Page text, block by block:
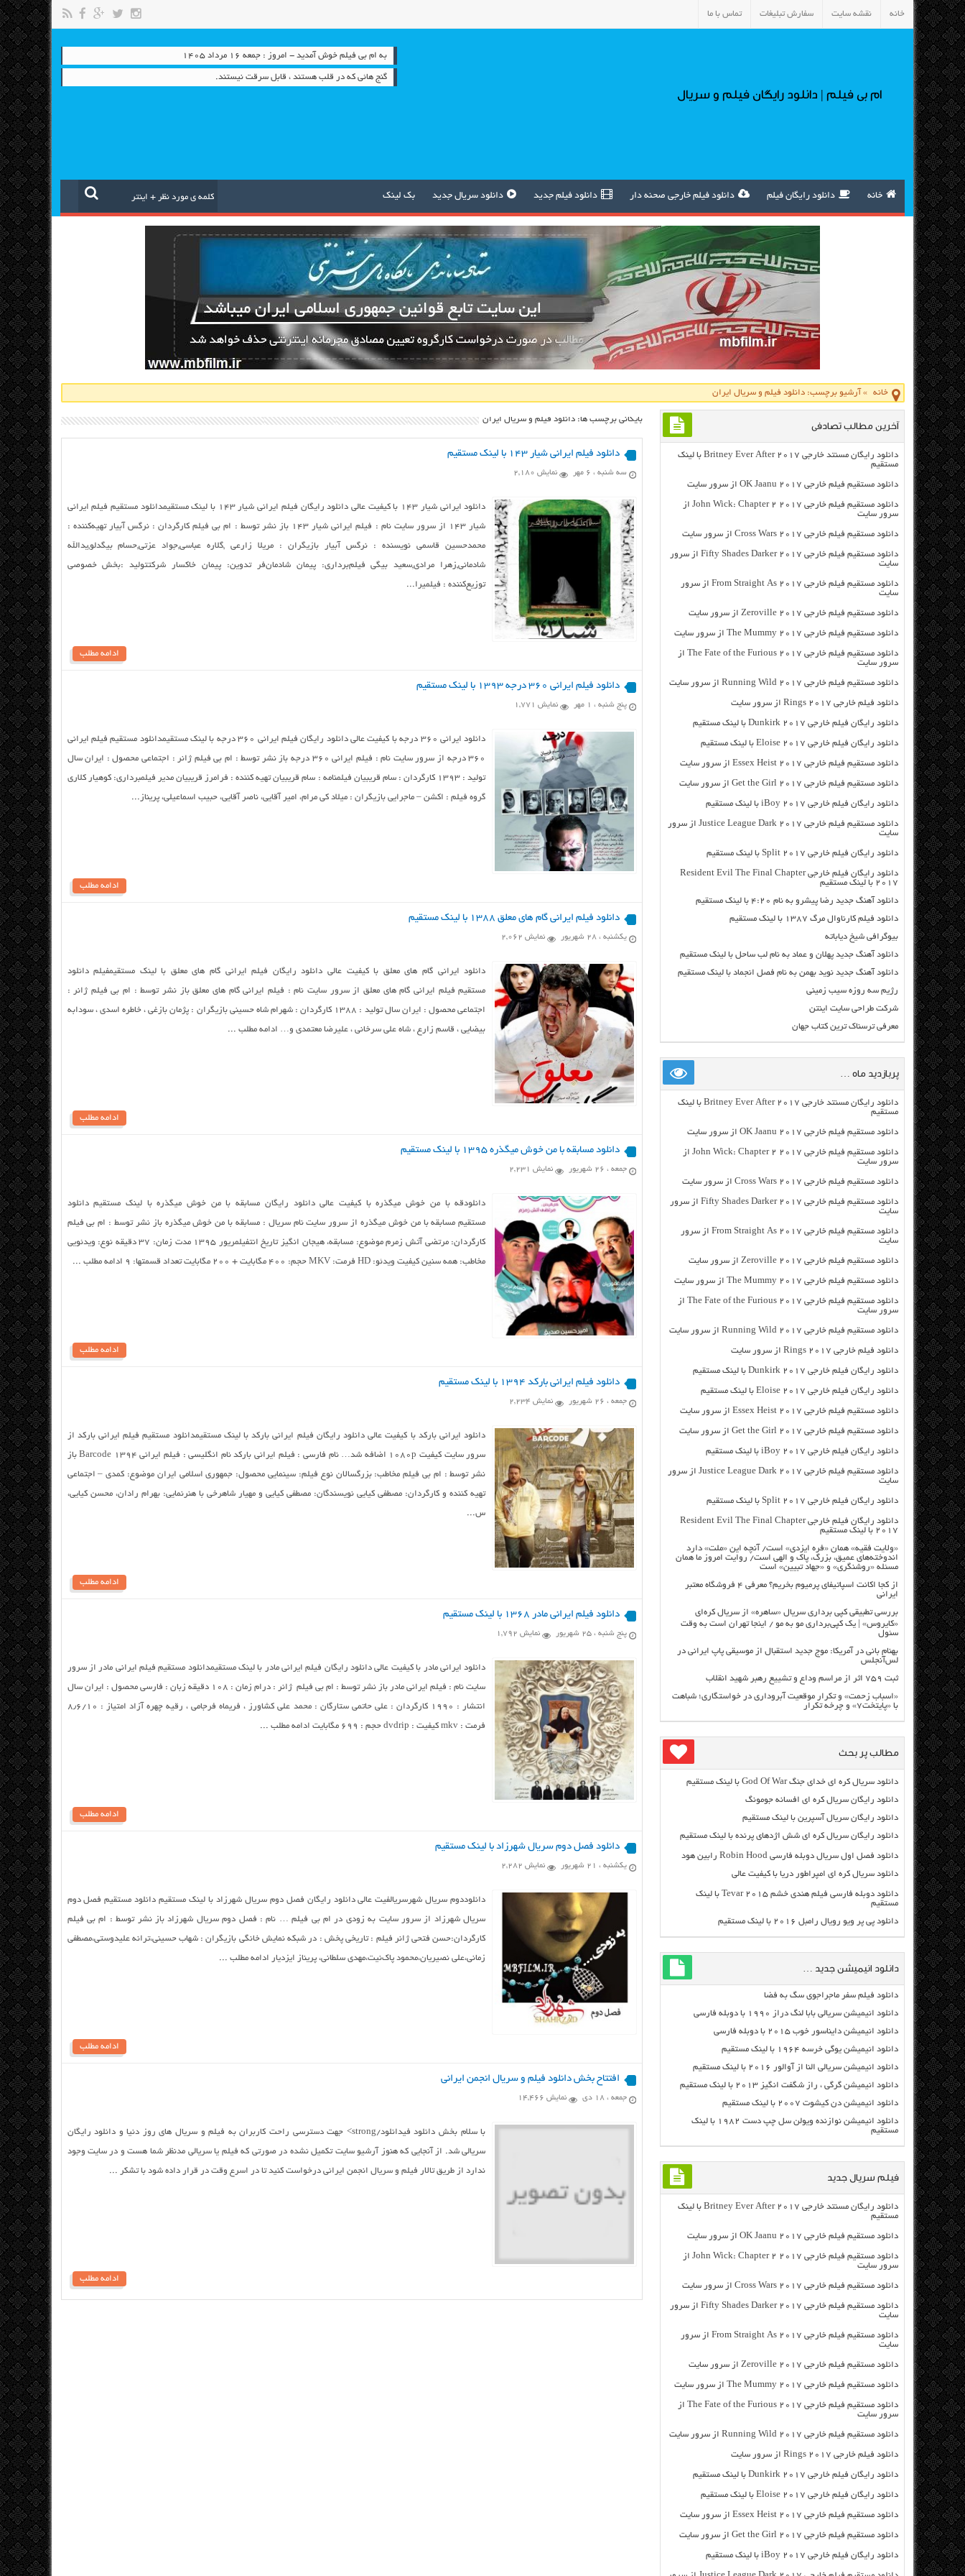
خانه نقشه سایت سفارش تبلیغات تماس با ما
ام بی فیلم | دانلود رایگان فیلم و سریال
به ام بی فیلم خوش آمدید - امروز : جمعه ۱۶ مرداد ۱۴۰۵
گنج هائی که در قلب هستند ، قابل سرقت نیستند.
خانه دانلود رایگان فیلم دانلود فیلم خارجی صحنه دار دانلود فیلم جدید دانلود سریال جدید بک لینک
خانه » آرشیو برچسب: دانلود فیلم و سریال ایران
بایگانی برچسب ها: دانلود فیلم و سریال ایران
دانلود فیلم ایرانی شیار ۱۴۳ با لینک مستقیم
سه شنبه ، ۶ مهر نمایش 2,180
دانلود ایرانی شیار ۱۴۳ با کیفیت عالی دانلود رایگان فیلم ایرانی شیار ۱۴۳ با لینک مستقیمدانلود مستقیم فیلم ایرانی
شیار ۱۴۳ از سرور سایت نام : فیلم ایرانی شیار ۱۴۳ باز نشر توسط : ام بی فیلم کارگردان : نرگس آبیار تهیه‌کننده :
محمدحسین قاسمی نویسنده : نرگس آبیار بازیگران : مریلا زارعی ,گلاره عباسی,جواد عزتی,حسام بیگدلو,یدالله
شادمانی,زهرا مرادی,سعید بیگی فیلم‌برداری: پیمان شادمان‌فر تدوین: پیمان خاکسار شرکتتولید :بخش خصوصی
توزیع‌کننده : فیلمیرا...
ادامه مطلب
دانلود فیلم ایرانی ۳۶۰ درجه ۱۳۹۳ با لینک مستقیم
پنج شنبه ، ۱ مهر نمایش 1,771
دانلود ایرانی ۳۶۰ درجه با کیفیت عالی دانلود رایگان فیلم ایرانی ۳۶۰ درجه با لینک مستقیمدانلود مستقیم فیلم ایرانی
۳۶۰ درجه از سرور سایت نام : فیلم ایرانی ۳۶۰ درجه باز نشر توسط : ام بی فیلم ژانر : اجتماعی محصول : ایران سال
تولید : ۱۳۹۳ کارگردان : سام قریبیان فیلمنامه : سام قریبیان تهیه کننده : فرامرز قریبیان مدیر فیلمبرداری: کوهیار کلاری
گروه فیلم : اکشن – ماجرایی بازیگران : میلاد کی مرام، امیر آقایی، ناصر آقایی، حبیب اسماعیلی، پریناز...
ادامه مطلب
دانلود فیلم ایرانی گام های معلق ۱۳۸۸ با لینک مستقیم
یکشنبه ، ۲۸ شهریور نمایش 2,062
دانلود ایرانی گام های معلق با کیفیت عالی دانلود رایگان فیلم ایرانی گام های معلق با لینک مستقیمفیلم دانلود
مستقیم فیلم ایرانی گام های معلق از سرور سایت نام : فیلم ایرانی گام های معلق باز نشر توسط : ام بی فیلم ژانر :
اجتماعی محصول : ایران سال تولید : ۱۳۸۸ کارگردان : شهرام شاه حسینی بازیگران : پژمان بازغی ، خاطره اسدی ، سودابه
بیضایی ، قاسم زارع ، شاه علی سرخانی ، علیرضا معتمدی و… ادامه مطلب ...
ادامه مطلب
دانلود مسابقه با من خوش میگذره ۱۳۹۵ با لینک مستقیم
جمعه ، ۲۶ شهریور نمایش 2,231
دانلودقه با من خوش میگذره با کیفیت عالی دانلود رایگان مسابقه با من خوش میگذره با لینک مستقیم دانلود
مستقیم مسابقه با من خوش میگذره از سرور سایت نام سریال : مسابقه با من خوش میگذره باز نشر توسط : ام بی فیلم
کارگردان: مرتضی آتش زمرم موضوع: مسابقه، هیجان انگیز تاریخ انتفیلمریور ۱۳۹۵ مدت زمان: ۳۷ دقیقه نوع: ویدئویی
مخاطب: همه سنین کیفیت ویدئو: HD فرمت: MKV حجم: ۴۰۰ مگابایت + ۲۰۰ مگابایت تعداد قسمتها: ۹ ادامه مطلب ...
ادامه مطلب
دانلود فیلم ایرانی بارکد ۱۳۹۴ با لینک مستقیم
جمعه ، ۲۶ شهریور نمایش 2,234
دانلود ایرانی بارکد با کیفیت عالی دانلود رایگان فیلم ایرانی بارکد با لینک مستقیمدانلود مستقیم فیلم ایرانی بارکد از
سرور سایت کیفیت ۱۰۸۰p اضافه شد… نام فارسی : فیلم ایرانی بارکد نام انگلیسی : فیلم ایرانی Barcode 1394 باز
نشر توسط : ام بی فیلم مخاطب: بزرگسالان نوع فیلم: سینمایی محصول: جمهوری اسلامی ایران موضوع: کمدی – اجتماعی
تهیه کننده و کارگردان: مصطفی کیایی نویسندگان: مصطفی کیایی و مهیار شاهرخی با هنرنمایی: بهرام رادان، محسن کیایی،
س...
ادامه مطلب
دانلود فیلم ایرانی مادر ۱۳۶۸ با لینک مستقیم
پنج شنبه ، ۲۵ شهریور نمایش 1,792
دانلود ایرانی مادر با کیفیت عالی دانلود رایگان فیلم ایرانی مادر با لینک مستقیمدانلود مستقیم فیلم ایرانی مادر از سرور
سایت نام : فیلم ایرانی مادر باز نشر توسط : ام بی فیلم ژانر : درام زمان : ۱۰۸ دقیقه زبان : فارسی محصول : ایران سال
انتشار : ۱۹۹۰ کارگردان : علی حاتمی ستارگان : محمد علی کشاورز ، فریماه فرجامی ، رقیه چهره آزاد امتیاز : ۸٫۶/۱۰
فرمت : mkv کیفیت : dvdrip حجم : ۶۹۹ مگابایت ادامه مطلب ...
ادامه مطلب
دانلود فصل دوم سریال شهرزاد با لینک مستقیم
یکشنبه ، ۲۱ شهریور نمایش 2,282
دانلوددوم سریال شهرسریالفیت عالی دانلود رایگان فصل دوم سریال شهرزاد با لینک مستقیم دانلود مستقیم فصل دوم
سریال شهرزاد از سرور سایت به زودی در ام بی فیلم … نام : فصل دوم سریال شهرزاد باز نشر توسط : ام بی فیلم
کارگردان:حسن فتحی ژانر فیلم : تاریخی پخش : در شبکه نمایش خانگی بازیگران : شهاب حسینی،ترانه علیدوستی،مصطفی
زمانی،علی نصیریان،محمود پاک‌نیت،مهدی سلطانی، پریناز ایزدیار ادامه مطلب ...
ادامه مطلب
افتتاح بخش دانلود فیلم و سریال انجمن ایرانی
جمعه ، ۱۸ دی نمایش 14,466
با سلام بخش دانلود فیدانلود/strong> جهت دسترسی راحت کاربران به فیلم و سریال های روز دنیا و دانلود رایگان
سریالی شد. از آنجایی که هنوز آرشیو سایت تکمیل نشده در صورتی که فیلم یا سریالی مدنظر شما هست و در سایت وجود
ندارد از طریق تالار فیلم و سریال انجمن ایرانی درخواست کنید تا در اسرع وقت در قرار داده شود با تشکر ...
ادامه مطلب
آخرین مطالب تصادفی
دانلود رایگان مسنتد خارجی Britney Ever After 2017 با لینک
مستقیم
دانلود مستقیم فیلم خارجی OK Jaanu 2017 از سرور سایت
دانلود مستقیم فیلم خارجی John Wick: Chapter 2 2017 از
سرور سایت
دانلود مستقیم فیلم خارجی Cross Wars 2017 از سرور سایت
دانلود مستقیم فیلم خارجی Fifty Shades Darker 2017 از سرور
سایت
دانلود مستقیم فیلم خارجی From Straight As 2017 از سرور
سایت
دانلود مستقیم فیلم خارجی Zeroville 2017 از سرور سایت
دانلود مستقیم فیلم خارجی The Mummy 2017 از سرور سایت
دانلود مستقیم فیلم خارجی The Fate of the Furious 2017 از
سرور سایت
دانلود مستقیم فیلم خارجی Running Wild 2017 از سرور سایت
دانلود فیلم خارجی Rings 2017 از سرور سایت
دانلود رایگان فیلم خارجی Dunkirk 2017 با لینک مستقیم
دانلود رایگان فیلم خارجی Eloise 2017 با لینک مستقیم
دانلود مستقیم فیلم خارجی Essex Heist 2017 از سرور سایت
دانلود مستقیم فیلم خارجی Get the Girl 2017 از سرور سایت
دانلود رایگان فیلم خارجی iBoy 2017 با لینک مستقیم
دانلود مستقیم فیلم خارجی Justice League Dark 2017 از سرور
سایت
دانلود رایگان فیلم خارجی Split 2017 با لینک مستقیم
دانلود رایگان فیلم خارجی Resident Evil The Final Chapter
2017 با لینک مستقیم
دانلود آهنگ جدید رضا پیشرو به نام 4:20 با لینک مستقیم
دانلود فیلم کارناوال مرگ ۱۳۸۷ با لینک مستقیم
بیوگرافی شیخ دیاباته
دانلود آهنگ جدید پهلان و عماد به نام لب ساحل با لینک مستقیم
دانلود آهنگ جدید نوید بهمن به نام فصل انجماد با لینک مستقیم
رژیم سه روزه سیب زمینی
شرکت طراحی سایت اینتن
معرفی ترسناک ترین کتاب جهان
پربازدید ماه …
دانلود رایگان مسنتد خارجی Britney Ever After 2017 با لینک
مستقیم
دانلود مستقیم فیلم خارجی OK Jaanu 2017 از سرور سایت
دانلود مستقیم فیلم خارجی John Wick: Chapter 2 2017 از
سرور سایت
دانلود مستقیم فیلم خارجی Cross Wars 2017 از سرور سایت
دانلود مستقیم فیلم خارجی Fifty Shades Darker 2017 از سرور
سایت
دانلود مستقیم فیلم خارجی From Straight As 2017 از سرور
سایت
دانلود مستقیم فیلم خارجی Zeroville 2017 از سرور سایت
دانلود مستقیم فیلم خارجی The Mummy 2017 از سرور سایت
دانلود مستقیم فیلم خارجی The Fate of the Furious 2017 از
سرور سایت
دانلود مستقیم فیلم خارجی Running Wild 2017 از سرور سایت
دانلود فیلم خارجی Rings 2017 از سرور سایت
دانلود رایگان فیلم خارجی Dunkirk 2017 با لینک مستقیم
دانلود رایگان فیلم خارجی Eloise 2017 با لینک مستقیم
دانلود مستقیم فیلم خارجی Essex Heist 2017 از سرور سایت
دانلود مستقیم فیلم خارجی Get the Girl 2017 از سرور سایت
دانلود رایگان فیلم خارجی iBoy 2017 با لینک مستقیم
دانلود مستقیم فیلم خارجی Justice League Dark 2017 از سرور
سایت
دانلود رایگان فیلم خارجی Split 2017 با لینک مستقیم
دانلود رایگان فیلم خارجی Resident Evil The Final Chapter
2017 با لینک مستقیم
«ولایت فقیه» همان «فره ایزدی» است/ آنچه این «ملت» دارد
اندوخته‌های عمیق، بزرگ، پاک و الهی است/ روایت امروز ما همان
مسئله «روشنگری» و «جهاد تبیین» است
از کجا اکانت اسپاتیفای پرمیوم بخریم؟ معرفی ۴ فروشگاه معتبر
ایرانی
بررسی تطبیقی کپی برداری سریال «ساهره» از سریال کره‌ای
«کایروس» | یک کپی‌برداری مو به مو / اینجا تهران است به وقت
سئول
بهنام بانی در آمریکا: موج جدید استقبال از موسیقی پاپ ایرانی در
لس‌آنجلس
ثبت ۷۵۹ اثر از مراسم وداع و تشییع رهبر شهید انقلاب
«اسباب زحمت» و تکرار موقعیت آبروداری در خواستگاری؛ شباهت
با «پایتخت۷» و چرخه تکرار
مطالب پر بحث
دانلود سریال کره ای خدای جنگ God Of War با لینک مستقیم
دانلود رایگان سریال کره ای افسانه جومونگ
دانلود رایگان سریال آسپرین با لینک مستقیم
دانلود رایگان سریال کره ای شش اژدهای پرنده با لینک مستقیم
دانلود فصل اول سریال دوبله فارسی Robin Hood رابین هود
دانلود سریال کره ای امپراطور دریا با کیفیت عالی
دانلود دوبله فارسی فیلم هندی خشم Tevar ۲۰۱۵ با لینک
مستقیم
دانلود پی پر ویو رویال رامبل ۲۰۱۶ با لینک مستقیم
دانلود انیمیشن جدید …
دانلود فیلم سفر ماجراجوی سگ به فضا
دانلود انیمیشن سریالی بابا لنگ دراز ۱۹۹۰ با دوبله فارسی
دانلود انیمیشن دایناسور خوب ۲۰۱۵ با دوبله فارسی
دانلود انیمیشن یوگی خرسه ۱۹۶۴ با لینک مستقیم
دانلود انیمیشن سریالی النا از آوالور ۲۰۱۶ با لینک مستقیم
دانلود انیمیشن گرگی ، راز شگفت انگیز ۲۰۱۳ با لینک مستقیم
دانلود انیمیشن دن کیشوت ۲۰۰۷ با لینک مستقیم
دانلود انیمیشن نوازنده ویولن سل چپ دست ۱۹۸۲ با لینک
مستقیم
فیلم سریال جدید
دانلود رایگان مسنتد خارجی Britney Ever After 2017 با لینک
مستقیم
دانلود مستقیم فیلم خارجی OK Jaanu 2017 از سرور سایت
دانلود مستقیم فیلم خارجی John Wick: Chapter 2 2017 از
سرور سایت
دانلود مستقیم فیلم خارجی Cross Wars 2017 از سرور سایت
دانلود مستقیم فیلم خارجی Fifty Shades Darker 2017 از سرور
سایت
دانلود مستقیم فیلم خارجی From Straight As 2017 از سرور
سایت
دانلود مستقیم فیلم خارجی Zeroville 2017 از سرور سایت
دانلود مستقیم فیلم خارجی The Mummy 2017 از سرور سایت
دانلود مستقیم فیلم خارجی The Fate of the Furious 2017 از
سرور سایت
دانلود مستقیم فیلم خارجی Running Wild 2017 از سرور سایت
دانلود فیلم خارجی Rings 2017 از سرور سایت
دانلود رایگان فیلم خارجی Dunkirk 2017 با لینک مستقیم
دانلود رایگان فیلم خارجی Eloise 2017 با لینک مستقیم
دانلود مستقیم فیلم خارجی Essex Heist 2017 از سرور سایت
دانلود مستقیم فیلم خارجی Get the Girl 2017 از سرور سایت
دانلود رایگان فیلم خارجی iBoy 2017 با لینک مستقیم